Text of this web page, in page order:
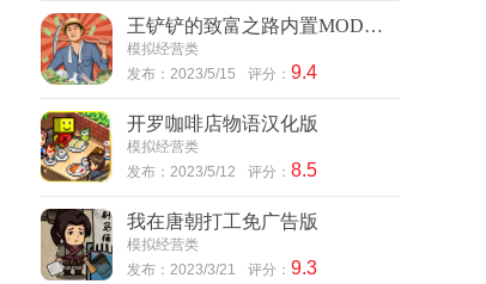
王铲铲的致富之路内置MOD菜单版
模拟经营类
发布：2023/5/15
评分： 9.4
开罗咖啡店物语汉化版
模拟经营类
发布：2023/5/12
评分： 8.5
我在唐朝打工免广告版
模拟经营类
发布：2023/3/21
评分： 9.3